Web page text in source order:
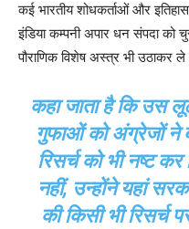
कई भारतीय शोधकर्ताओं और
इंडिया कम्पनी अपार धन संपदा को
पौराणिक विशेष अस्त्र भी उठाकर
कहा जाता है कि उस
गुफाओं को अंग्रेजों ने
रिसर्च को भी नष्ट कर
नहीं, उन्होंने यहां
की किसी भी रिसर्च